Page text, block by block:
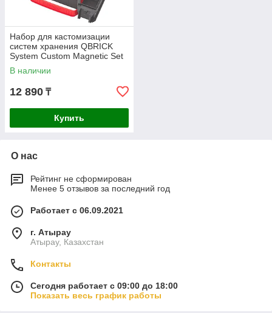
Набор для кастомизации
систем хранения QBRICK
System Custom Magnetic Set
Z260202AZ001
В наличии
12 890 ₸
Купить
О нас
Рейтинг не сформирован
Менее 5 отзывов за последний год
Работает с 06.09.2021
г. Атырау
Атырау, Казахстан
Контакты
Сегодня работает с 09:00 до 18:00
Показать весь график работы